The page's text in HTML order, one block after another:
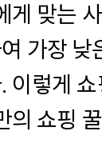
게 맞는
가장 낮
이렇게
의 쇼핑